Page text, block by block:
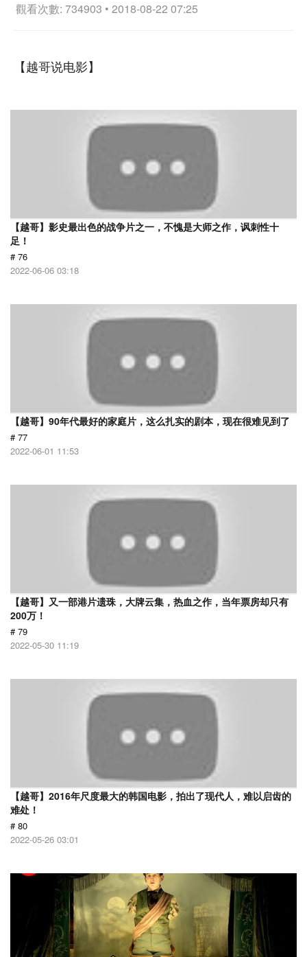
觀看次數: 734903 • 2018-08-22 07:25
【越哥说电影】
【越哥】影史最出色的战争片之一，不愧是大师之作，讽刺性十
足！
# 76
2022-06-06 03:18
【越哥】90年代最好的家庭片，这么扎实的剧本，现在很难见到了
# 77
2022-06-01 11:53
【越哥】又一部港片遗珠，大牌云集，热血之作，当年票房却只有
200万！
# 79
2022-05-30 11:19
【越哥】2016年尺度最大的韩国电影，拍出了现代人，难以启齿的
难处！
# 80
2022-05-26 03:01